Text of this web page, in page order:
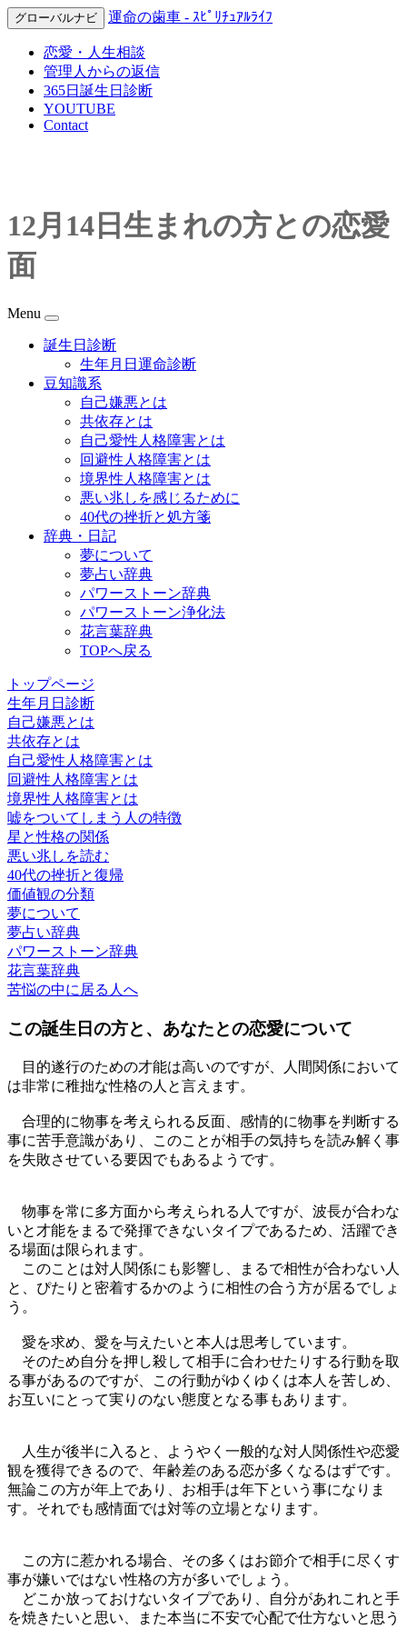
グローバルナビ 運命の歯車 - ｽﾋﾟﾘﾁｭｱﾙﾗｲﾌ
恋愛・人生相談
管理人からの返信
365日誕生日診断
YOUTUBE
Contact
12月14日生まれの方との恋愛
面
Menu
誕生日診断
生年月日運命診断
豆知識系
自己嫌悪とは
共依存とは
自己愛性人格障害とは
回避性人格障害とは
境界性人格障害とは
悪い兆しを感じるために
40代の挫折と処方箋
辞典・日記
夢について
夢占い辞典
パワーストーン辞典
パワーストーン浄化法
花言葉辞典
TOPへ戻る
トップページ
生年月日診断
自己嫌悪とは
共依存とは
自己愛性人格障害とは
回避性人格障害とは
境界性人格障害とは
嘘をついてしまう人の特徴
星と性格の関係
悪い兆しを読む
40代の挫折と復帰
価値観の分類
夢について
夢占い辞典
パワーストーン辞典
花言葉辞典
苦悩の中に居る人へ
この誕生日の方と、あなたとの恋愛について
目的遂行のための才能は高いのですが、人間関係において
は非常に稚拙な性格の人と言えます。
合理的に物事を考えられる反面、感情的に物事を判断する
事に苦手意識があり、このことが相手の気持ちを読み解く事
を失敗させている要因でもあるようです。
物事を常に多方面から考えられる人ですが、波長が合わな
いと才能をまるで発揮できないタイプであるため、活躍でき
る場面は限られます。
このことは対人関係にも影響し、まるで相性が合わない人
と、ぴたりと密着するかのように相性の合う方が居るでしょ
う。
愛を求め、愛を与えたいと本人は思考しています。
そのため自分を押し殺して相手に合わせたりする行動を取
る事があるのですが、この行動がゆくゆくは本人を苦しめ、
お互いにとって実りのない態度となる事もあります。
人生が後半に入ると、ようやく一般的な対人関係性や恋愛
観を獲得できるので、年齢差のある恋が多くなるはずです。
無論この方が年上であり、お相手は年下という事になりま
す。それでも感情面では対等の立場となります。
この方に惹かれる場合、その多くはお節介で相手に尽くす
事が嫌いではない性格の方が多いでしょう。
どこか放っておけないタイプであり、自分があれこれと手
を焼きたいと思い、また本当に不安で心配で仕方ないと思う